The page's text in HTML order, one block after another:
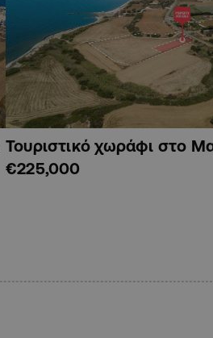
Τουριστικό χωράφι στο
€225,000